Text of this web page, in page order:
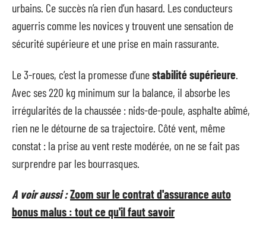
urbains. Ce succès n’a rien d’un hasard. Les conducteurs
aguerris comme les novices y trouvent une sensation de
sécurité supérieure et une prise en main rassurante.
Le 3-roues, c’est la promesse d’unestabilité supérieure
Avec ses 220 kg minimum sur la balance, il absorbe les
irrégularités de la chaussée : nids-de-poule, asphalte abîmé,
rien ne le détourne de sa trajectoire. Côté vent, même
constat : la prise au vent reste modérée, on ne se fait pas
surprendre par les bourrasques.
A voir aussi :Zoom sur le contrat d'assurance auto
bonus malus : tout ce qu'il faut savoir